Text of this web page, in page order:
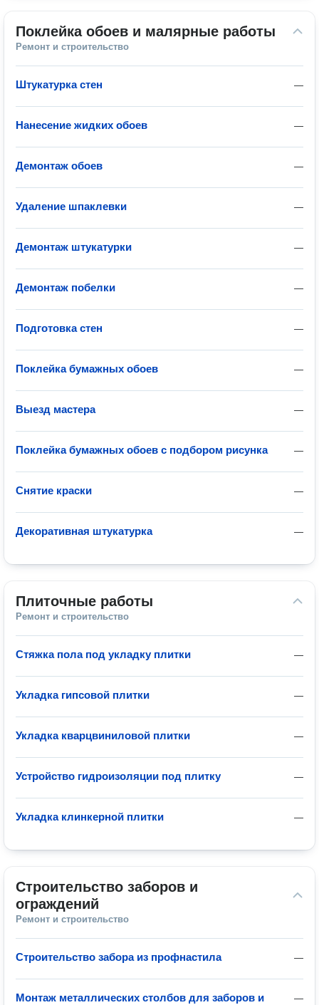
Поклейка обоев и малярные работы
Ремонт и строительство
—
Штукатурка стен
—
Нанесение жидких обоев
—
Демонтаж обоев
—
Удаление шпаклевки
—
Демонтаж штукатурки
—
Демонтаж побелки
—
Подготовка стен
—
Поклейка бумажных обоев
—
Выезд мастера
—
Поклейка бумажных обоев с подбором рисунка
—
Снятие краски
—
Декоративная штукатурка
Плиточные работы
Ремонт и строительство
—
Стяжка пола под укладку плитки
—
Укладка гипсовой плитки
—
Укладка кварцвиниловой плитки
—
Устройство гидроизоляции под плитку
—
Укладка клинкерной плитки
Строительство заборов и
ограждений
Ремонт и строительство
—
Строительство забора из профнастила
—
Монтаж металлических столбов для заборов и